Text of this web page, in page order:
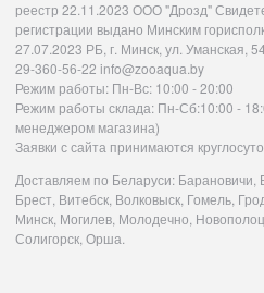
реестр 22.11.2023 ООО "Дрозд"
регистрации выдано Минским
27.07.2023 РБ, г. Минск, ул. Уманская,
29-360-56-22 info@zooaqua.by
Режим работы: Пн-Вс: 10:00 - 20:00
Режим работы склада: Пн-Сб:10:00 -
менеджером магазина)
Заявки с сайта принимаются
Доставляем по Беларуси: Барановичи,
Брест, Витебск, Волковыск, Гомель,
Минск, Могилев, Молодечно,
Солигорск, Орша.